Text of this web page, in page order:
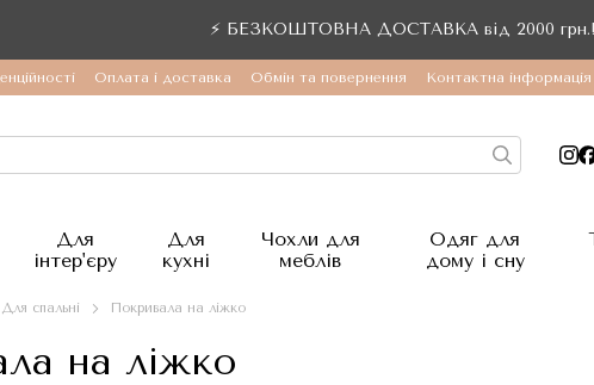
⚡ БЕЗКОШТОВНА ДОСТАВКА від 2000 грн.!
Оплата і доставка Обмін та повернення Контактна інформація
Для
інтер'єру
Для
кухні
Чохли для
меблів
Одяг для
дому і сну
Для спальні Покривала на ліжко
на ліжко